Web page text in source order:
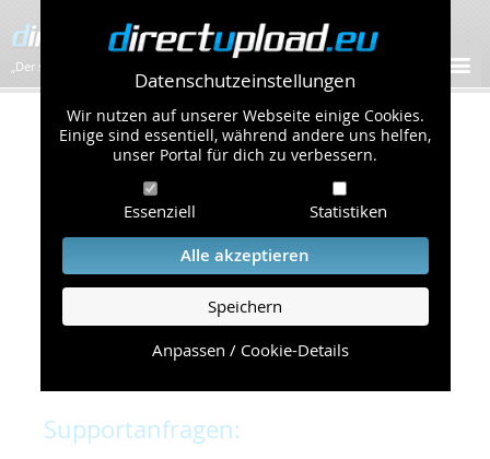
Datenschutzeinstellungen
Wir nutzen auf unserer Webseite einige Cookies.
Einige sind essentiell, während andere uns helfen,
unser Portal für dich zu verbessern.
Essenziell Statistiken
Alle akzeptieren
Speichern
Anpassen / Cookie-Details
„Der schnellste Bilder-Hoster im Web!”
Kontakt & Support
Um eine schnelle und unkomplizierte
Bearbeitung Ihres Problems zu gewährleisten,
bitten wir Sie,
folgende Punkte zu beachten und einzuhalten.
Die schnellste Hilfe finden Sie auf unserer
Seite, die die häufig gestellten Fragen
Supportanfragen: